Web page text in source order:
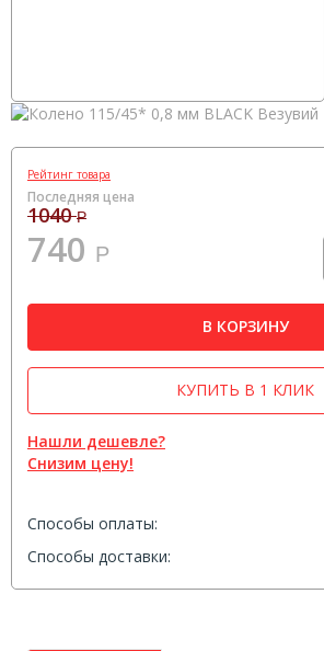
Рейтинг товара
Последняя цена
1040Р
740 Р
В КОРЗИНУ
Нашли дешевле?
Снизим цену!
КУПИТЬ В 1 КЛИК
Способы оплаты:
Способы доставки: